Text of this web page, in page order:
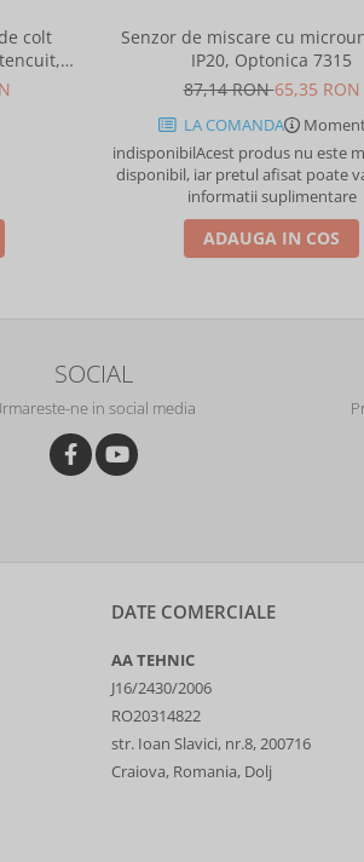
colt
Senzor de miscare cu
IP20, Optonica 7315
87,14 RON65,35 RON
LA COMANDA
indisponibilAcest produs nu este
disponibil, iar pretul afisat poate
informatii suplimentare
ADAUGA IN COS
SOCIAL
ne in social media
DATE COMERCIALE
AA TEHNIC
J16/2430/2006
RO20314822
str. Ioan Slavici, nr.8, 200716
Craiova, Romania, Dolj